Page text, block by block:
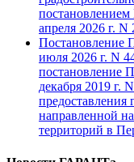
постановлением
апреля 2026 г.
Постановление
июля 2026 г. N
постановление
декабря 2019 г.
предоставления
направленной
территорий в